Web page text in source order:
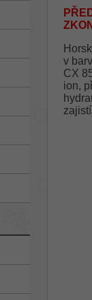
v
CX
ion,